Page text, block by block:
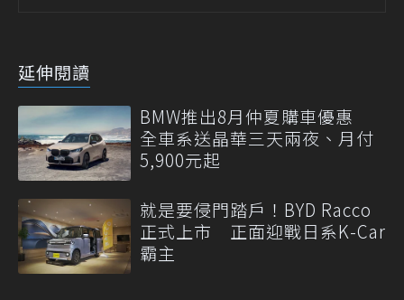
延伸閱讀
BMW推出8月仲夏購車優惠
全車系送晶華三天兩夜、月付
5,900元起
就是要侵門踏戶！BYD Racco
正式上市 正面迎戰日系K-Car
霸主